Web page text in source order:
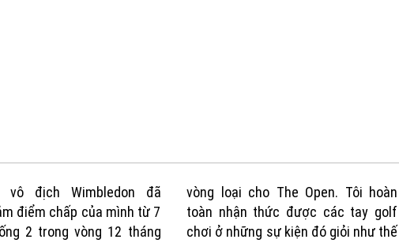
vô địch Wimbledon đã
điểm chấp của mình từ 7
2 trong vòng 12 tháng
vòng loại cho The Open. Tôi hoàn
toàn nhận thức được các tay golf
chơi ở những sự kiện đó giỏi như thế